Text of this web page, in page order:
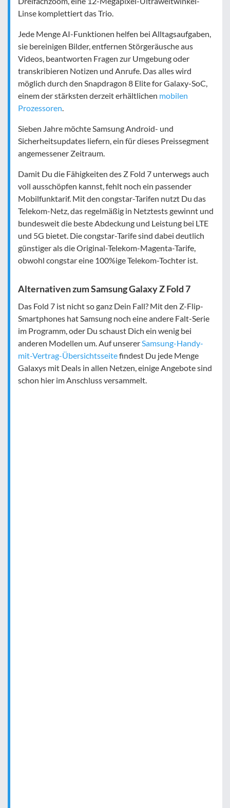
Linse komplettiert das Trio.
Jede Menge AI-Funktionen helfen bei Alltagsaufgaben,
sie bereinigen Bilder, entfernen Störgeräusche aus
Videos, beantworten Fragen zur Umgebung oder
transkribieren Notizen und Anrufe. Das alles wird
möglich durch den Snapdragon 8 Elite for Galaxy-SoC,
einem der stärksten derzeit erhältlichen mobilen
Prozessoren
Sieben Jahre möchte Samsung Android- und
Sicherheitsupdates liefern, ein für dieses Preissegment
angemessener Zeitraum.
Damit Du die Fähigkeiten des Z Fold 7 unterwegs auch
voll ausschöpfen kannst, fehlt noch ein passender
Mobilfunktarif. Mit den congstar-Tarifen nutzt Du das
Telekom-Netz, das regelmäßig in Netztests gewinnt und
bundesweit die beste Abdeckung und Leistung bei LTE
und 5G bietet. Die congstar-Tarife sind dabei deutlich
günstiger als die Original-Telekom-Magenta-Tarife,
obwohl congstar eine 100%ige Telekom-Tochter ist.
Alternativen zum Samsung Galaxy Z Fold 7
Das Fold 7 ist nicht so ganz Dein Fall? Mit den Z-Flip-
Smartphones hat Samsung noch eine andere Falt-Serie
im Programm, oder Du schaust Dich ein wenig bei
anderen Modellen um. Auf unserer Samsung-Handy-
mit-Vertrag-Übersichtsseitefindest Du jede Menge
Galaxys mit Deals in allen Netzen, einige Angebote sind
schon hier im Anschluss versammelt.